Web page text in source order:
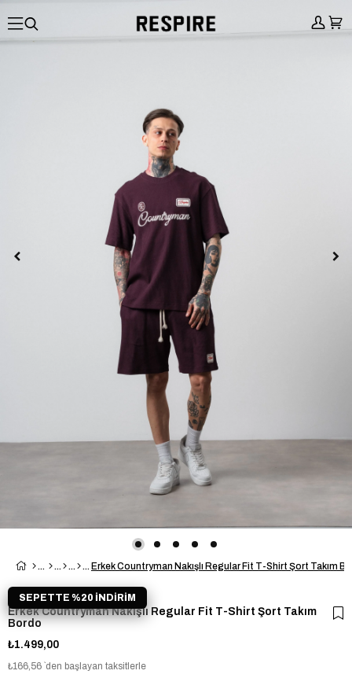
Erkek Countryman Nakışlı Regular Fit T-Shirt Şort Takım
Erkek Countryman Nakışlı Regular Fit T-Shirt Şort Takım
Bordo
₺1.499,00
₺166,56 `den başlayan taksitlerle
SEPETTE %20 İNDİRİM